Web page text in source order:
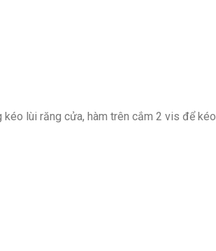
lùi răng cửa, hàm trên cắm 2 vis để kéo